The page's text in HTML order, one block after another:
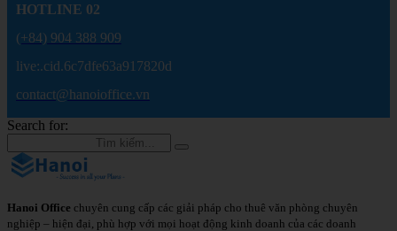
HOTLINE 02
(+84) 904 388 909
live:.cid.6c7dfe63a917820d
contact@hanoioffice.vn
Search for:
Hanoi Office chuyên cung cấp các giải pháp cho thuê văn phòng chuyên
nghiệp – hiện đại, phù hợp với mọi hoạt động kinh doanh của các doanh